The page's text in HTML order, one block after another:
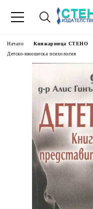
Начало Книжарница СТЕНО
Детско-юношеска психология